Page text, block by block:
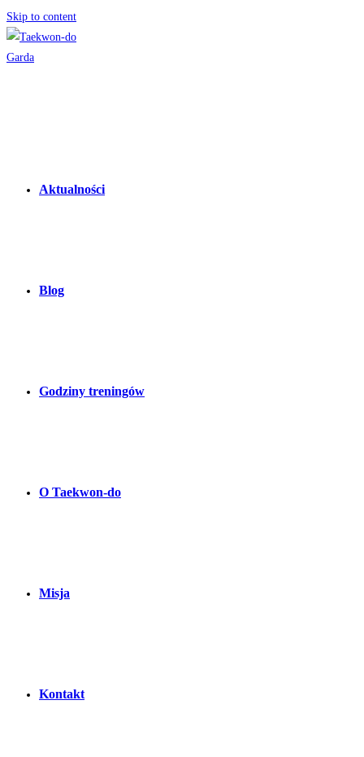
Skip to content
Aktualności
Blog
Godziny treningów
O Taekwon-do
Misja
Kontakt